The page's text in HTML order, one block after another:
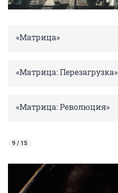
«Матрица»
«Матрица: Перезагрузка»
«Матрица: Революция»
9 / 15